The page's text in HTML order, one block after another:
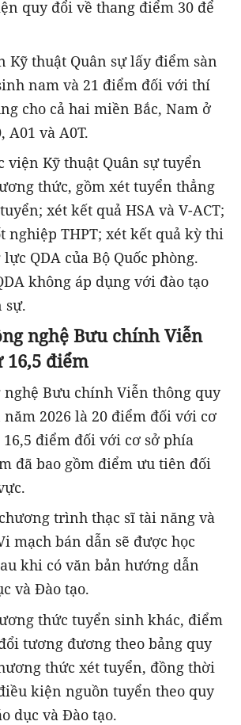
quy đổi về thang điểm 30 để
Kỹ thuật Quân sự lấy điểm sàn
nam và 21 điểm đối với thí
cho cả hai miền Bắc, Nam ở
A01 và A0T.
viện Kỹ thuật Quân sự tuyển
thức, gồm xét tuyển thẳng
xét kết quả HSA và V-ACT;
nghiệp THPT; xét kết quả kỳ thi
QDA của Bộ Quốc phòng.
không áp dụng với đào tạo
sự.
nghệ Bưu chính Viễn
điểm
nghệ Bưu chính Viễn thông quy
2026 là 20 điểm đối với cơ
16,5 điểm đối với cơ sở phía
đã bao gồm điểm ưu tiên đối
trình thạc sĩ tài năng và
mạch bán dẫn sẽ được học
khi có văn bản hướng dẫn
và Đào tạo.
thức tuyển sinh khác, điểm
tương đương theo bảng quy
thức xét tuyển, đồng thời
kiện nguồn tuyển theo quy
dục và Đào tạo.